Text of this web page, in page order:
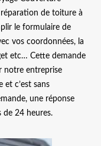
de toiture à
le formulaire de
vos coordonnées, la
etc… Cette demande
notre entreprise
c’est sans
une réponse
de 24 heures.